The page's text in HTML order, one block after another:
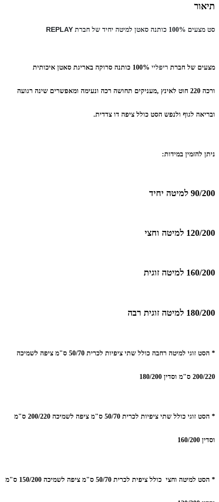
תיאור
סט מצעים 100% כותנה סאטן למיטה יחיד של חברת REPLAY
מצעים של חברת ריפליי סרוקה באריגת סאטן איכותית
ורכה חוט לאינץ ,מעניקים תחושה רכה ונעימה ומאפשרים שינה רגועה
ובריאה לגוף ולנפש הסט כולל ציפה דו צדדית.
ניתן להזמין במידות:
90/200 למיטה יחיד
120/200 למיטה וחצי
160/200 למיטה זוגית
180/200 למיטה זוגית רבה
* הסט זוגי למיטה רחבה כולל שתי ציפיות לכרית 50/70 ס"מ ציפה לשמיכה
200/220 ס"מ וסדין 180/200
* הסט זוגי כולל שתי ציפיות לכרית 50/70 ס"מ ציפה לשמיכה 200/220 ס"מ
וסדין 160/200
* הסט למיטה וחצי כולל ציפית לכרית 50/70 ס"מ ציפה לשמיכה 150/200 ס"מ